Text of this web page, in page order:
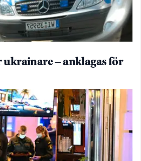
– anklagas för